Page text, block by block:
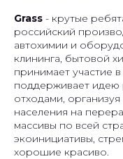
Grass - крутые
российский
автохимии и
клининга, бытовой
принимает участие
поддерживает идею
отходами,
населения на
массивы по всей
экоинициативы,
хорошие красиво.